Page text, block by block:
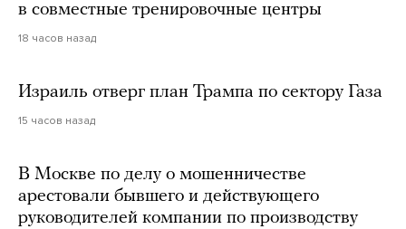
в совместные тренировочные центры
18 часов назад
Израиль отверг план Трампа по сектору Газа
15 часов назад
В Москве по делу о мошенничестве
арестовали бывшего и действующего
руководителей компании по производству